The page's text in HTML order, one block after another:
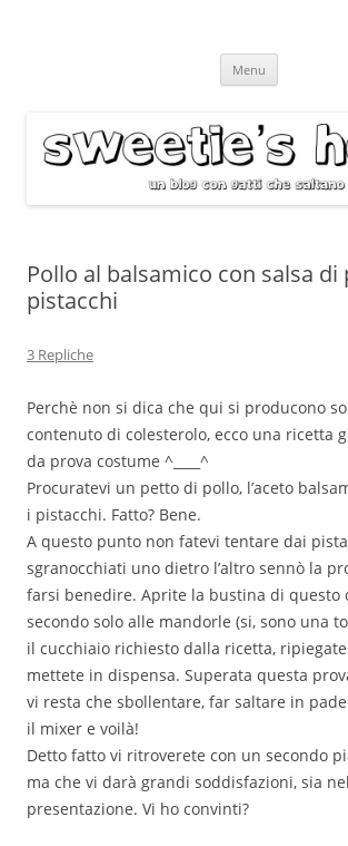
Menu
Pollo al balsamico con salsa di
pistacchi
3 Repliche
Perchè non si dica che qui si producono
contenuto di colesterolo, ecco una ricetta
da prova costume ^____^
Procuratevi un petto di pollo, l’aceto
i pistacchi. Fatto? Bene.
A questo punto non fatevi tentare dai
sgranocchiati uno dietro l’altro sennò la
farsi benedire. Aprite la bustina di questo
secondo solo alle mandorle (si, sono una
il cucchiaio richiesto dalla ricetta,
mettete in dispensa. Superata questa
vi resta che sbollentare, far saltare in
il mixer e voilà!
Detto fatto vi ritroverete con un secondo
ma che vi darà grandi soddisfazioni, sia
presentazione. Vi ho convinti?